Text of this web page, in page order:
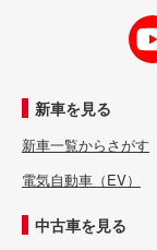
新車を見る
新車一覧からさがす
電気自動車（EV）
中古車を見る